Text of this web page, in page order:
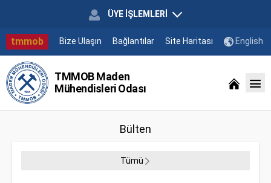
ÜYE İŞLEMLERİ
tmmob Bize Ulaşın Bağlantılar Site Haritası English
TMMOB Maden
Mühendisleri Odası
Bülten
Tümü